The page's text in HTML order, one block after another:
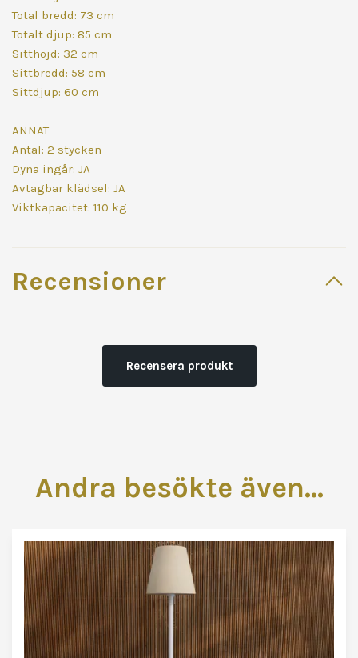
Total bredd: 73 cm
Totalt djup: 85 cm
Sitthöjd: 32 cm
Sittbredd: 58 cm
Sittdjup: 60 cm
ANNAT
Antal: 2 stycken
Dyna ingår: JA
Avtagbar klädsel: JA
Viktkapacitet: 110 kg
Recensioner
Recensera produkt
Andra besökte även...